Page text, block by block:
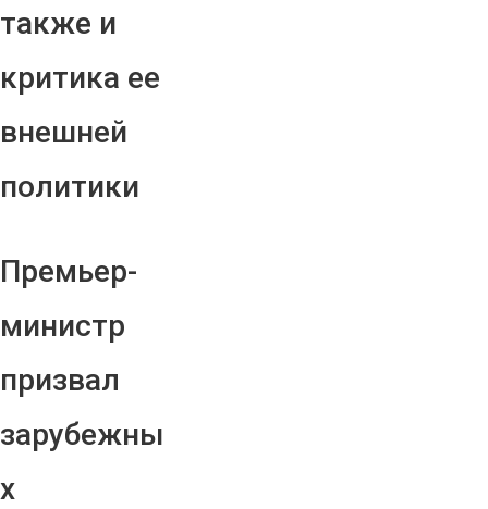
также и
критика ее
внешней
политики
Премьер-
министр
призвал
зарубежны
х